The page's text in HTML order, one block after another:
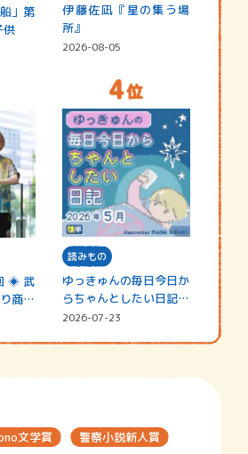
」第
供
伊藤佐凪『星の集う場
所』
2026-08-05
◈ 武
商店
読みもの
ゆっきゅんの毎日今日か
らちゃんとしたい日記
☆202…
2026-07-23
文学賞
警察小説新人賞